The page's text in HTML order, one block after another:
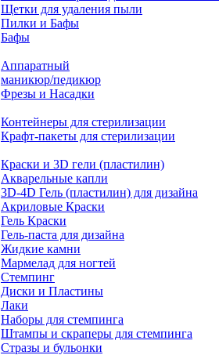
Щетки для удаления пыли
Пилки и Бафы
Бафы
Аппаратный
маникюр/педикюр
Фрезы и Насадки
Контейнеры для стерилизации
Крафт-пакеты для стерилизации
Краски и 3D гели (пластилин)
Акварельные капли
3D-4D Гель (пластилин) для дизайна
Акриловые Краски
Гель Краски
Гель-паста для дизайна
Жидкие камни
Мармелад для ногтей
Стемпинг
Диски и Пластины
Лаки
Наборы для стемпинга
Штампы и скраперы для стемпинга
Стразы и бульонки